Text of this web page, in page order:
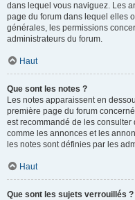
dans lequel vous naviguez. Les
page du forum dans lequel elles
générales, les permissions
administrateurs du forum.
Haut
Que sont les notes ?
Les notes apparaissent en
première page du forum
est recommandé de les
comme les annonces et les
les notes sont définies par les
Haut
Que sont les sujets verrouillés ?